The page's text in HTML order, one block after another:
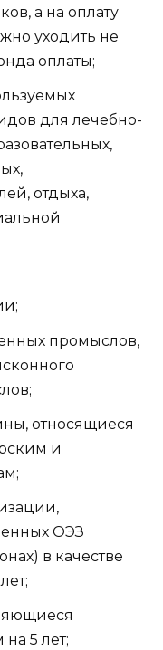
а на оплату
уходить не
оплаты;
для лечебно-
отдыха,
промыслов,
относящиеся
и
ОЭЗ
в качестве
5 лет;